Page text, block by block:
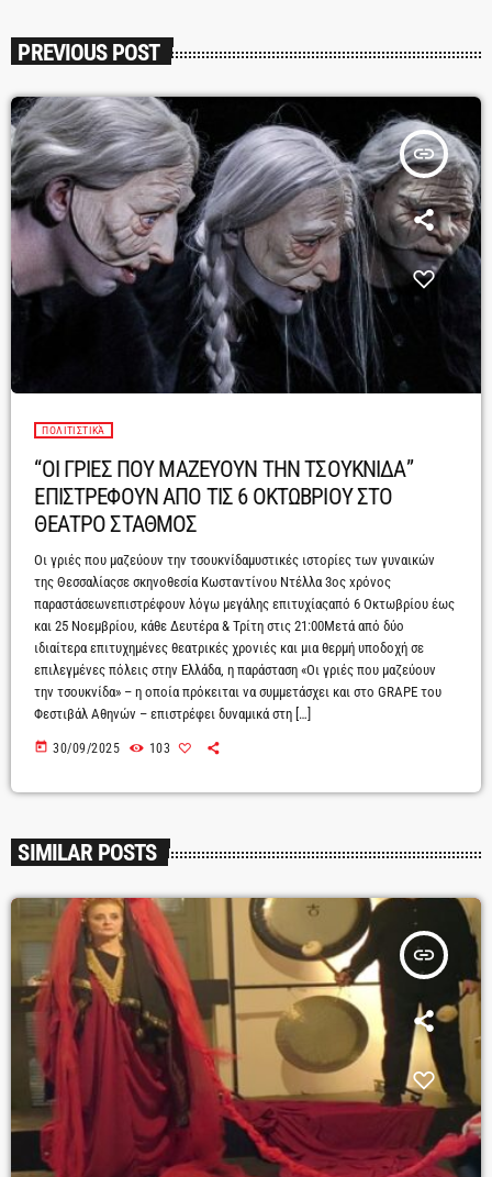
PREVIOUS POST
insert_link
ΠΟΛΙΤΙΣΤΙΚΆ
“ΟΙ ΓΡΙΕΣ ΠΟΥ ΜΑΖΕΥΟΥΝ ΤΗΝ ΤΣΟΥΚΝΙΔΑ”
ΕΠΙΣΤΡΕΦΟΥΝ ΑΠΟ ΤΙΣ 6 ΟΚΤΩΒΡΙΟΥ ΣΤΟ
ΘΕΑΤΡΟ ΣΤΑΘΜΟΣ
Οι γριές που μαζεύουν την τσουκνίδαμυστικές ιστορίες των γυναικών
της Θεσσαλίαςσε σκηνοθεσία Κωσταντίνου Ντέλλα 3ος xρόνος
παραστάσεωνεπιστρέφουν λόγω μεγάλης επιτυχίαςαπό 6 Οκτωβρίου έως
και 25 Noεμβρίου, κάθε Δευτέρα & Τρίτη στις 21:00Μετά από δύο
ιδιαίτερα επιτυχημένες θεατρικές χρονιές και μια θερμή υποδοχή σε
επιλεγμέvες πόλεις στηv Ελλάδα, η παράσταση «Οι γριές που μαζεύουν
την τσουκνίδα» – η οποία πρόκειται να συμμετάσχει και στο GRAPE του
Φεστιβάλ Αθηνών – επιστρέφει δυναμικά στη […]
today 30/09/2025 103
SIMILAR POSTS
insert_link